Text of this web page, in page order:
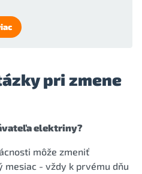
pri zmene
elektriny?
môže zmeniť
- vždy k prvému dňu